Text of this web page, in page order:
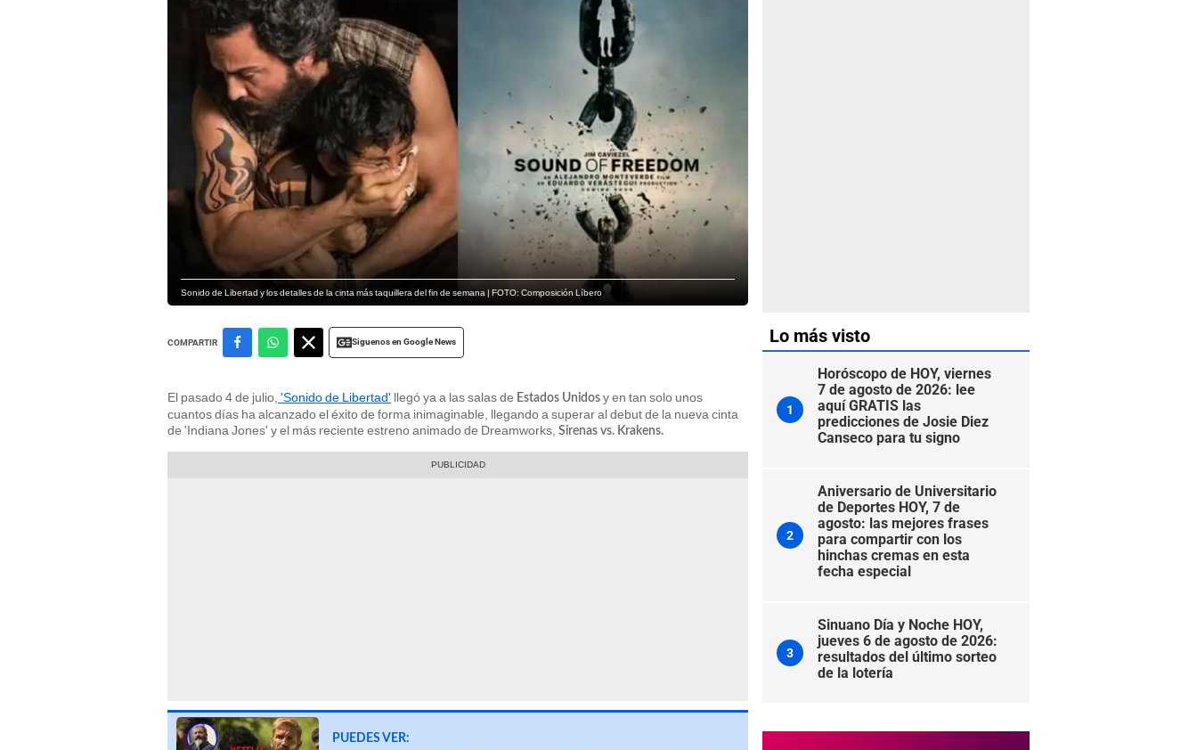
Sonido de Libertad y los detalles de la cinta más taquillera del fin de semana | FOTO: Composición Líbero
COMPARTIR Siguenos en Google News
El pasado 4 de julio, 'Sonido de Libertad' llegó ya a las salas de Estados Unidos y en tan solo unos
cuantos días ha alcanzado el éxito de forma inimaginable, llegando a superar al debut de la nueva cinta
de 'Indiana Jones' y el más reciente estreno animado de Dreamworks, Sirenas vs. Krakens.
PUEDES VER:
Lo más visto
1
Horóscopo de HOY, viernes
7 de agosto de 2026: lee
aquí GRATIS las
predicciones de Josie Diez
Canseco para tu signo
2
Aniversario de Universitario
de Deportes HOY, 7 de
agosto: las mejores frases
para compartir con los
hinchas cremas en esta
fecha especial
3
Sinuano Día y Noche HOY,
jueves 6 de agosto de 2026:
resultados del último sorteo
de la lotería